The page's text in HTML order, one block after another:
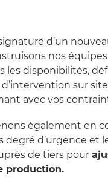
d’un
nos
les disponibilités,
sur
avec vos
également en
degré d’urgence et
de tiers pour
production.